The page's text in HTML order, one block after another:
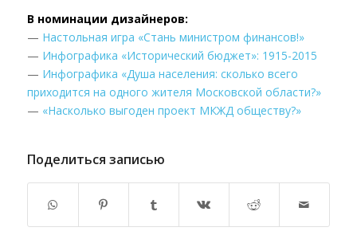
В номинации дизайнеров:
— Настольная игра «Стань министром финансов!»
— Инфографика «Исторический бюджет»: 1915-2015
— Инфографика «Душа населения: сколько всего
приходится на одного жителя Московской области?»
— «Насколько выгоден проект МКЖД обществу?»
Поделиться записью